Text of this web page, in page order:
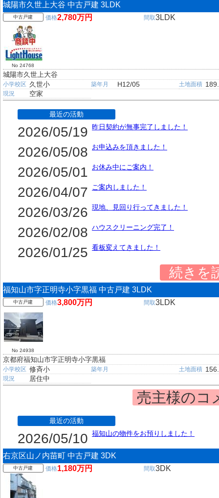
城陽市久世上大谷 中古戸建 3LDK
中古戸建
No 24768
価格2,780万円 間取3LDK
城陽市久世上大谷
小学校区 久世小 築年月 H12/05 土地面積
現況 空家
最近の活動
2026/05/19 昨日契約が無事完了しました！
2026/05/08 お申込みを頂きました！
2026/05/01 お休み中にご案内！
2026/04/07 ご案内しました！
2026/03/26 現地、見回り行ってきました！
2026/02/08 ハウスクリーニング完了！
2026/01/25 看板変えてきました！
続きを
福知山市字正明寺小字黒福 中古戸建 3LDK
中古戸建
No 24938
価格3,800万円 間取3LDK
京都府福知山市字正明寺小字黒福
小学校区 修斉小 築年月 土地面積
現況 居住中
売主様のコ
最近の活動
2026/05/10 福知山の物件をお預りしました！
右京区山ノ内苗町 中古戸建 3DK
中古戸建 価格1,180万円 間取3DK